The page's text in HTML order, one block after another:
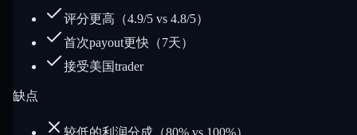
评分更高（4.9/5 vs 4.8/5）
首次payout更快（7天）
接受美国trader
缺点
较低的利润分成（80% vs 100%）